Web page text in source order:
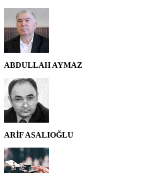
ABDULLAH AYMAZ
ARİF ASALIOĞLU